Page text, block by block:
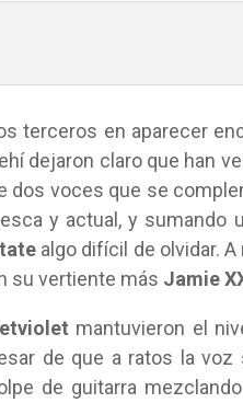
terceros en aparecer
dejaron claro que han
dos voces que se
y actual, y sumando
algo difícil de olvidar.
su vertiente más Jamie
mantuvieron el
de que a ratos la voz
de guitarra